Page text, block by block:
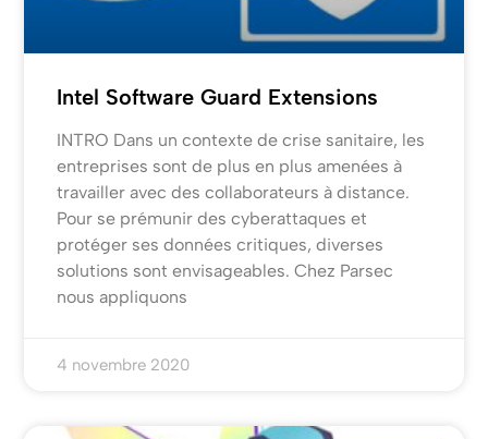
Intel Software Guard Extensions
INTRO Dans un contexte de crise sanitaire, les
entreprises sont de plus en plus amenées à
travailler avec des collaborateurs à distance.
Pour se prémunir des cyberattaques et
protéger ses données critiques, diverses
solutions sont envisageables. Chez Parsec
nous appliquons
4 novembre 2020